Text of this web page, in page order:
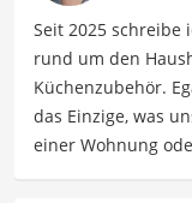
Seit 2025 schreibe
rund um den
Küchenzubehör.
das Einzige, was
einer Wohnung